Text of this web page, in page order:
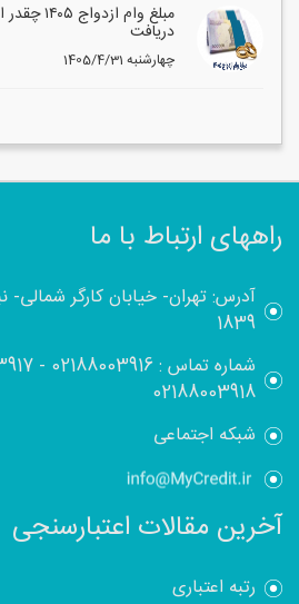
مبلغ وام
دریافت
1405/4/31 چهارشنبه
راههای ارتباط با ما
آدرس: تهران- خیابان کارگر
1839
شماره تماس :02188003916
-
02188003918
شبکه اجتماعی
آخرین مقالات اعتبارسنجی
رتبه اعتباری